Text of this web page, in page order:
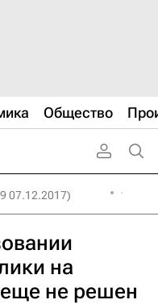
Общество
07.12.2017)
на
не решен